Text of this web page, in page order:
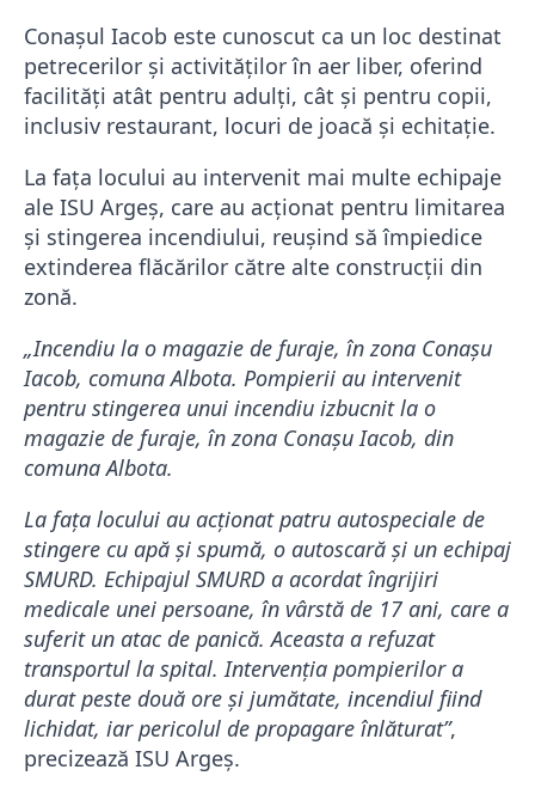
Conașul Iacob este cunoscut ca un loc destinat
petrecerilor și activităților în aer liber, oferind
facilități atât pentru adulți, cât și pentru copii,
inclusiv restaurant, locuri de joacă și echitație.
La fața locului au intervenit mai multe echipaje
ale ISU Argeș, care au acționat pentru limitarea
și stingerea incendiului, reușind să împiedice
extinderea flăcărilor către alte construcții din
zonă.
„Incendiu la o magazie de furaje, în zona Conașu
Iacob, comuna Albota. Pompierii au intervenit
pentru stingerea unui incendiu izbucnit la o
magazie de furaje, în zona Conașu Iacob, din
comuna Albota.
La fața locului au acționat patru autospeciale de
stingere cu apă și spumă, o autoscară și un echipaj
SMURD. Echipajul SMURD a acordat îngrijiri
medicale unei persoane, în vârstă de 17 ani, care a
suferit un atac de panică. Aceasta a refuzat
transportul la spital. Intervenția pompierilor a
durat peste două ore și jumătate, incendiul fiind
lichidat, iar pericolul de propagare înlăturat”,
precizează ISU Argeș.